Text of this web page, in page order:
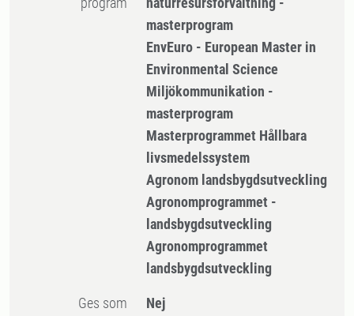
masterprogram
EnvEuro - European Master in
Environmental Science
Miljökommunikation -
masterprogram
Masterprogrammet Hållbara
livsmedelssystem
Agronom landsbygdsutveckling
Agronomprogrammet -
landsbygdsutveckling
Agronomprogrammet
landsbygdsutveckling
Ges som
Nej